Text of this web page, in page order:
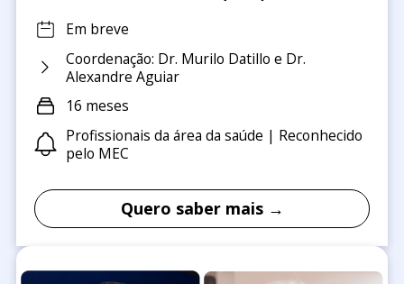
Em breve
Coordenação: Dr. Murilo Datillo e Dr.
Alexandre Aguiar
16 meses
Profissionais da área da saúde | Reconhecido
pelo MEC
Quero saber mais →